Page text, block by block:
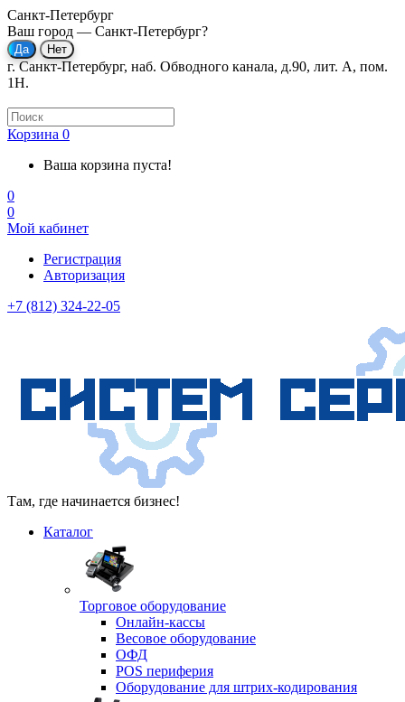
Санкт-Петербург
Ваш город — Санкт-Петербург?
г. Санкт-Петербург, наб. Обводного канала, д.90, лит. А, пом.
1Н.
Корзина 0
Ваша корзина пуста!
0
0
Мой кабинет
Регистрация
Авторизация
+7 (812) 324-22-05
Там, где начинается бизнес!
Каталог
Торговое оборудование
Онлайн-кассы
Весовое оборудование
ОФД
POS периферия
Оборудование для штрих-кодирования